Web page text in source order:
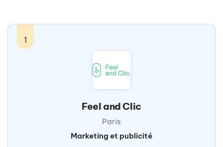
1
Feel and Clic
Paris
Marketing et publicité